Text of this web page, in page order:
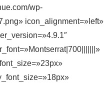
wp-
icon_alignment=»left»